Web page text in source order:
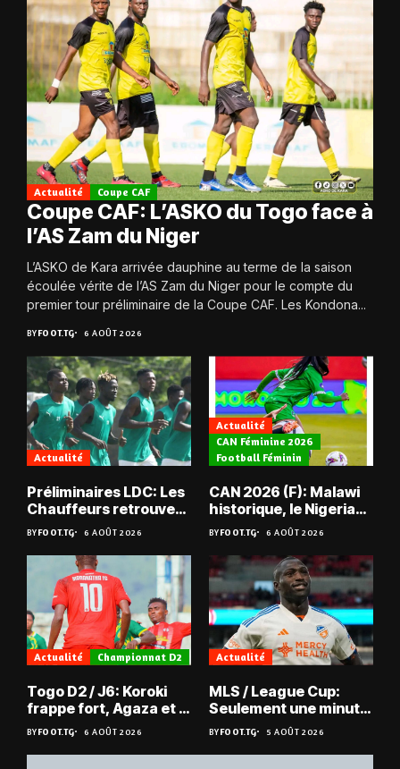
Actualité Coupe CAF
Coupe CAF: L’ASKO du Togo face à
l’AS Zam du Niger
L’ASKO de Kara arrivée dauphine au terme de la saison
écoulée vérite de l’AS Zam du Niger pour le compte du
premier tour préliminaire de la Coupe CAF. Les Kondona...
BYFOOT.TG 6 AOÛT 2026
Actualité
Préliminaires LDC: Les
Chauffeurs retrouvent
les Mimos
BYFOOT.TG 6 AOÛT 2026
Actualité
CAN Féminine 2026
Football Féminin
CAN 2026 (F): Malawi
historique, le Nigeria
sauvé, la Zambie
éliminée
BYFOOT.TG 6 AOÛT 2026
Actualité Championnat D2
Togo D2 / J6: Koroki
frappe fort, Agaza et la
JCA assurent,
suspense avant Sara
FC – Doumbé FC
BYFOOT.TG 6 AOÛT 2026
Actualité
MLS / League Cup:
Seulement une minute
de jeu pour Kévin
Denkey
BYFOOT.TG 5 AOÛT 2026